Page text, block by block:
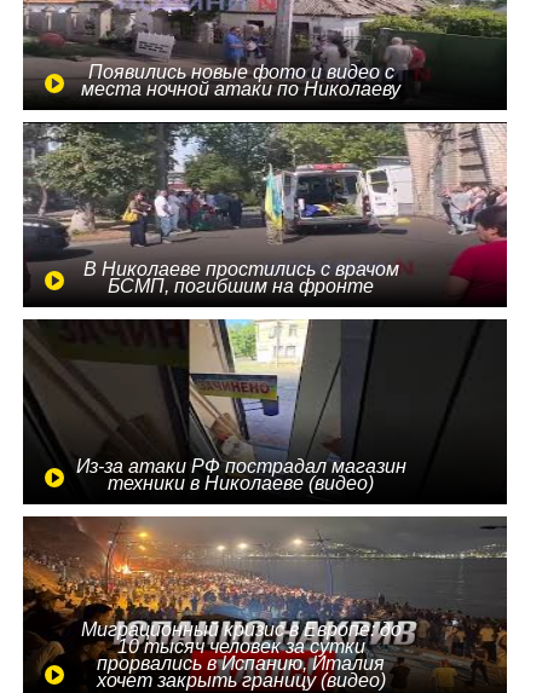
Появились новые фото и видео с
места ночной атаки по Николаеву
В Николаеве простились с врачом
БСМП, погибшим на фронте
Из-за атаки РФ пострадал магазин
техники в Николаеве (видео)
Миграционный кризис в Европе: до
10 тысяч человек за сутки
прорвались в Испанию, Италия
хочет закрыть границу (видео)